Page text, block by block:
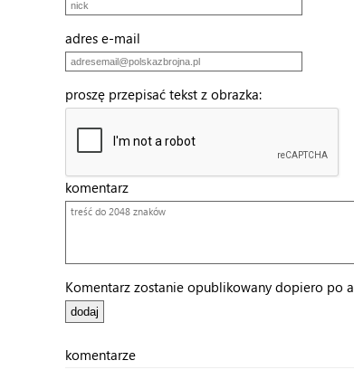
adres e-mail
proszę przepisać tekst z obrazka:
komentarz
Komentarz zostanie opublikowany dopiero po
komentarze